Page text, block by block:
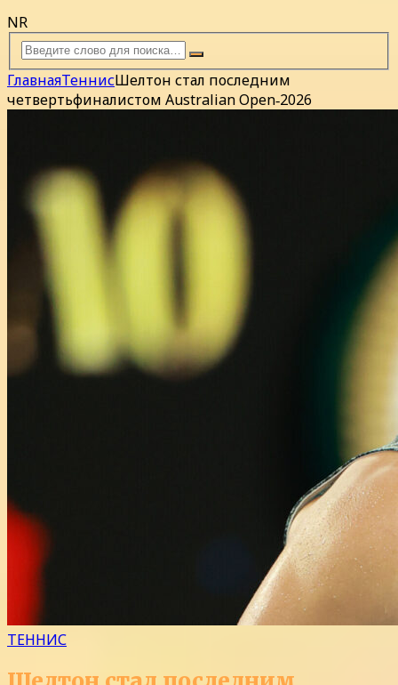
NR
ГлавнаяТеннисШелтон стал последним
четвертьфиналистом Australian Open‑2026
ТЕННИС